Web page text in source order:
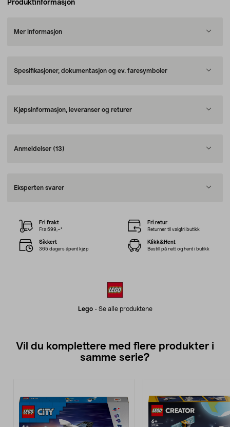
Produktinformasjon
Mer informasjon
Spesifikasjoner, dokumentasjon og ev. faresymboler
Kjøpsinformasjon, leveranser og returer
Anmeldelser (13)
Eksperten svarer
Lego- Se alle produktene
Fri frakt
Fra 599,–*
Fri retur
Returner til valgfri butikk
Sikkert
365 dagers åpent kjøp
Klikk&Hent
Bestill på nett og hent i butikk
Vil du komplettere med flere produkter i
samme serie?